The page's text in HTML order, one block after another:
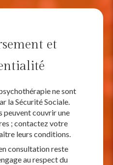
et
ne sont
la Sécurité Sociale.
peuvent couvrir une
; contactez votre
leurs conditions.
consultation reste
au respect du